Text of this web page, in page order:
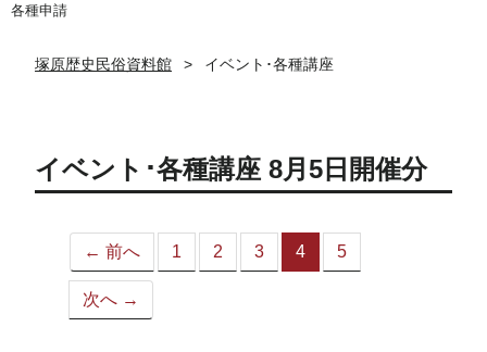
各種申請
塚原歴史民俗資料館 イベント･各種講座
イベント･各種講座 8月5日開催分
← 前へ 1 2 3 4
（こ
5
次へ →